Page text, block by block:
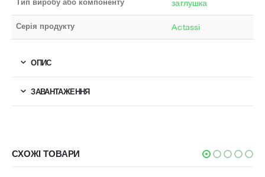
Тип виробу або компоненту заглушка
Серія продукту Actassi
ОПИС
ЗАВАНТАЖЕННЯ
СХОЖІ ТОВАРИ